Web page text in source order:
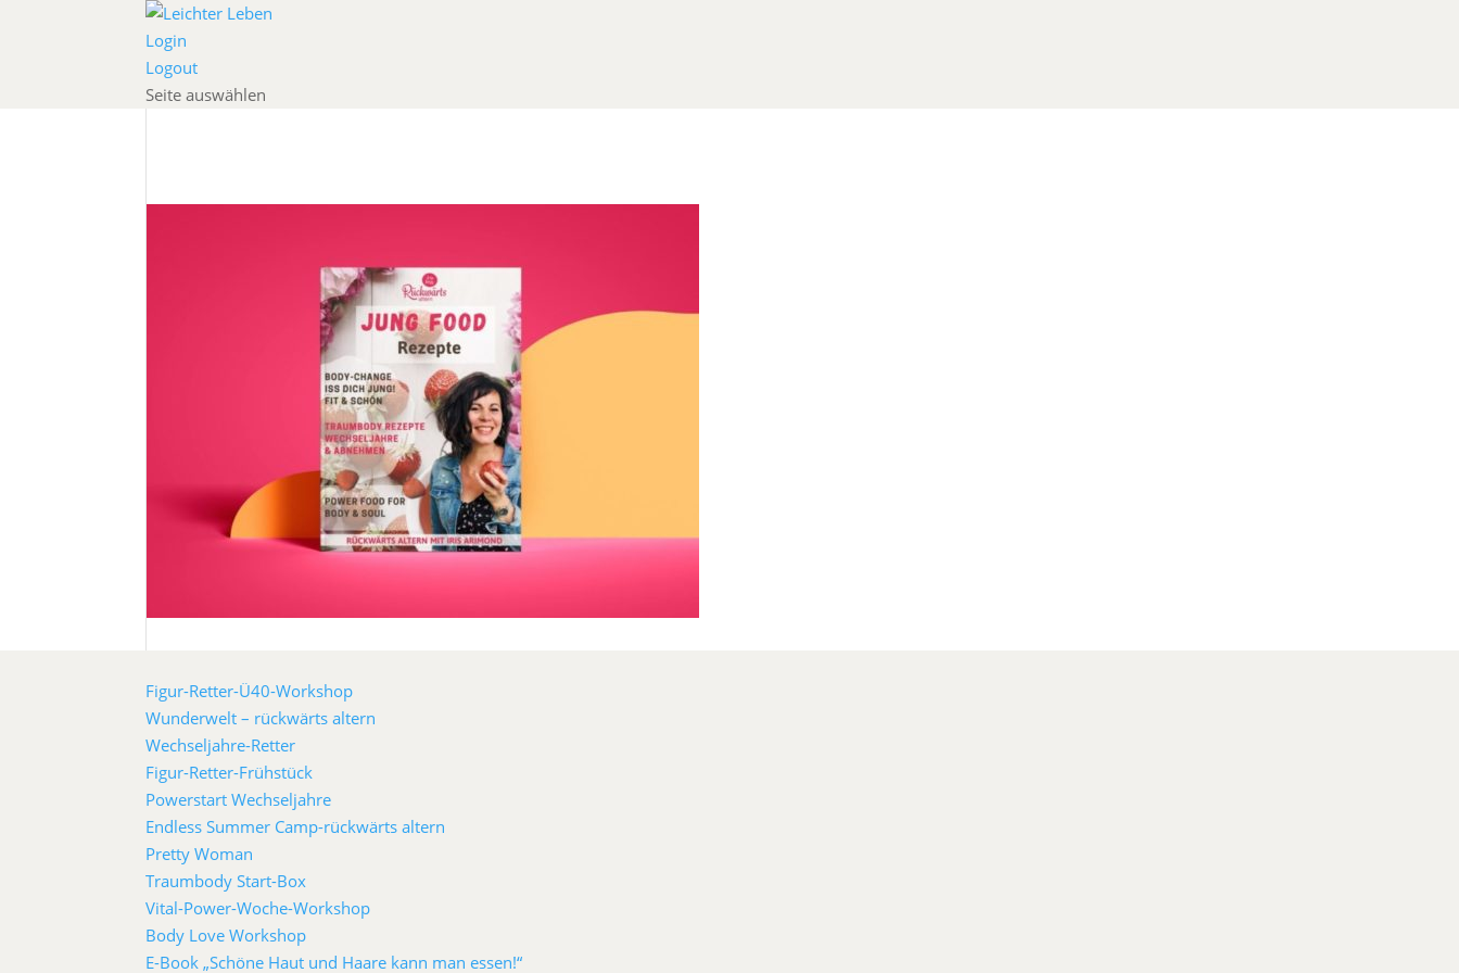
Login
Logout
Seite auswählen
Figur-Retter-Ü40-Workshop
Wunderwelt – rückwärts altern
Wechseljahre-Retter
Figur-Retter-Frühstück
Powerstart Wechseljahre
Endless Summer Camp-rückwärts altern
Pretty Woman
Traumbody Start-Box
Vital-Power-Woche-Workshop
Body Love Workshop
E-Book „Schöne Haut und Haare kann man essen!“